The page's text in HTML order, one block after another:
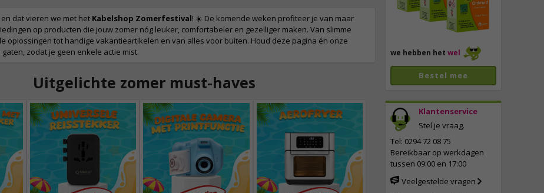
we hebben het wel
Bestel mee
Klantenservice
Stel je vraag.
Tel: 0294 72 08 75
Bereikbaar op werkdagen
tussen 09:00 en 17:00
Veelgestelde vragen
dat vieren we met het Kabelshop Zomerfestival! ☀️ De komende weken profiteer je van maar
op producten die jouw zomer nóg leuker, comfortabeler en gezelliger maken. Van slimme
oplossingen tot handige vakantieartikelen en van alles voor buiten. Houd deze pagina én onze
zodat je geen enkele actie mist.
Uitgelichte zomer must-haves